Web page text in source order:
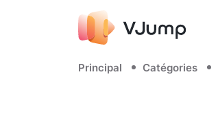
Principal Catégories